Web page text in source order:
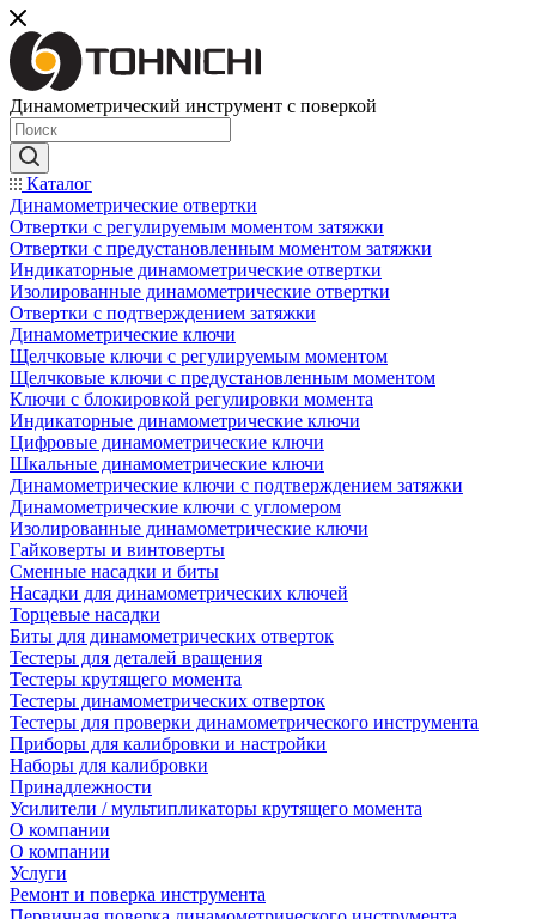
Динамометрический инструмент с поверкой
Каталог
Динамометрические отвертки
Отвертки с регулируемым моментом затяжки
Отвертки с предустановленным моментом затяжки
Индикаторные динамометрические отвертки
Изолированные динамометрические отвертки
Отвертки с подтверждением затяжки
Динамометрические ключи
Щелчковые ключи с регулируемым моментом
Щелчковые ключи с предустановленным моментом
Ключи с блокировкой регулировки момента
Индикаторные динамометрические ключи
Цифровые динамометрические ключи
Шкальные динамометрические ключи
Динамометрические ключи с подтверждением затяжки
Динамометрические ключи с угломером
Изолированные динамометрические ключи
Гайковерты и винтоверты
Сменные насадки и биты
Насадки для динамометрических ключей
Торцевые насадки
Биты для динамометрических отверток
Тестеры для деталей вращения
Тестеры крутящего момента
Тестеры динамометрических отверток
Тестеры для проверки динамометрического инструмента
Приборы для калибровки и настройки
Наборы для калибровки
Принадлежности
Усилители / мультипликаторы крутящего момента
О компании
О компании
Услуги
Ремонт и поверка инструмента